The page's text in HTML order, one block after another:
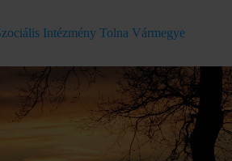
Intézmény Tolna Vármegye